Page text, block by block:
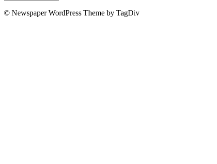
© Newspaper WordPress Theme by TagDiv